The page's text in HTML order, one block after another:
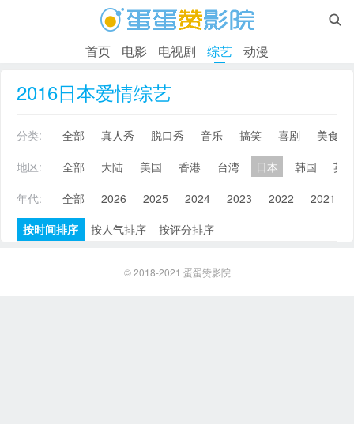

首页 电影 电视剧 综艺 动漫
2016日本爱情综艺
分类: 全部 真人秀 脱口秀 音乐 搞笑 喜剧
美食
地区:
全部 大陆 美国 香港 台湾 日本 韩国
英
年代:
全部 2026 2025 2024 2023 2022 2021
按时间排序
按人气排序 按评分排序
© 2018-2021 蛋蛋赞影院